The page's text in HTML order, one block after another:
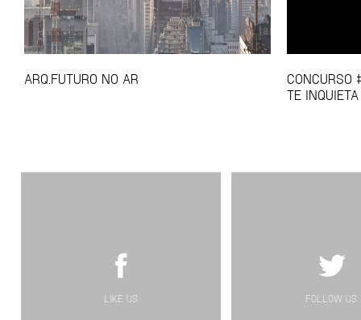
ARQ.FUTURO NO AR
CONCURSO
TE
LIKE US FOLLOW US